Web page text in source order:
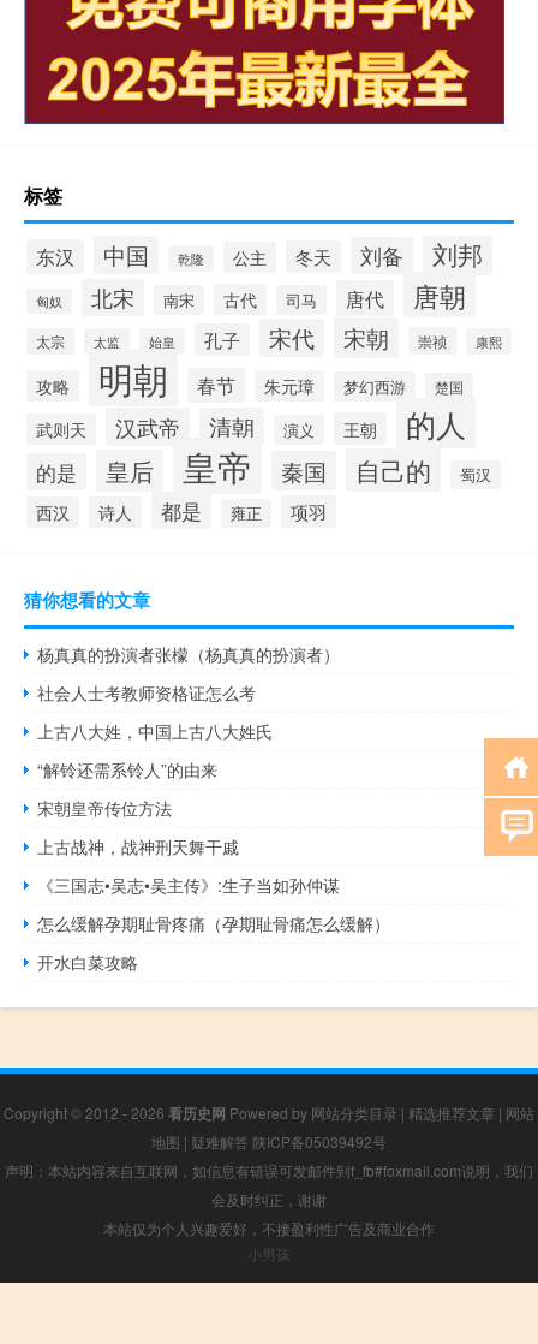
标签
东汉 中国 乾隆 公主 冬天 刘备 刘邦
匈奴 北宋 南宋 古代 司马 唐代 唐朝
太宗 太监 始皇 孔子 宋代 宋朝 崇祯 康熙
攻略 明朝 春节 朱元璋 梦幻西游 楚国
武则天 汉武帝 清朝 演义 王朝 的人
的是 皇后 皇帝 秦国 自己的 蜀汉
西汉 诗人 都是 雍正 项羽
猜你想看的文章
杨真真的扮演者张檬（杨真真的扮演者）
社会人士考教师资格证怎么考
上古八大姓，中国上古八大姓氏
“解铃还需系铃人”的由来
宋朝皇帝传位方法
上古战神，战神刑天舞干戚
《三国志•吴志•吴主传》:生子当如孙仲谋
怎么缓解孕期耻骨疼痛（孕期耻骨痛怎么缓解）
开水白菜攻略
Copyright © 2012 - 2026 看历史网 Powered by 网站分类目录 | 精选推荐文章 | 网站
地图 | 疑难解答 陕ICP备05039492号
声明：本站内容来自互联网，如信息有错误可发邮件到f_fb#foxmail.com说明，我们
会及时纠正，谢谢
本站仅为个人兴趣爱好，不接盈利性广告及商业合作
小男孩